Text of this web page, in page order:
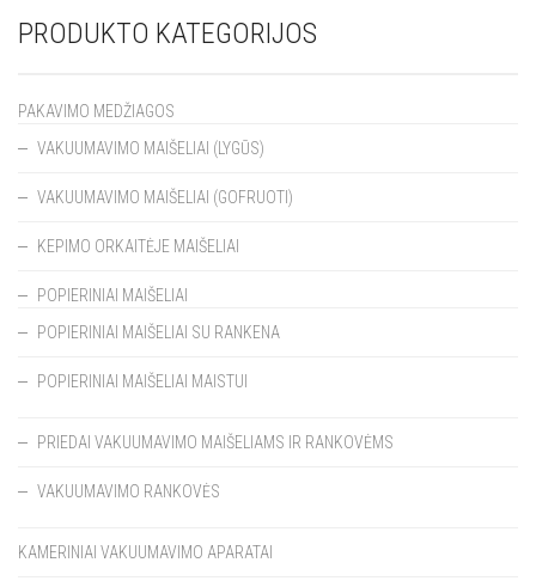
PRODUKTO KATEGORIJOS
PAKAVIMO MEDŽIAGOS
VAKUUMAVIMO MAIŠELIAI (LYGŪS)
VAKUUMAVIMO MAIŠELIAI (GOFRUOTI)
KEPIMO ORKAITĖJE MAIŠELIAI
POPIERINIAI MAIŠELIAI
POPIERINIAI MAIŠELIAI SU RANKENA
POPIERINIAI MAIŠELIAI MAISTUI
PRIEDAI VAKUUMAVIMO MAIŠELIAMS IR RANKOVĖMS
VAKUUMAVIMO RANKOVĖS
KAMERINIAI VAKUUMAVIMO APARATAI